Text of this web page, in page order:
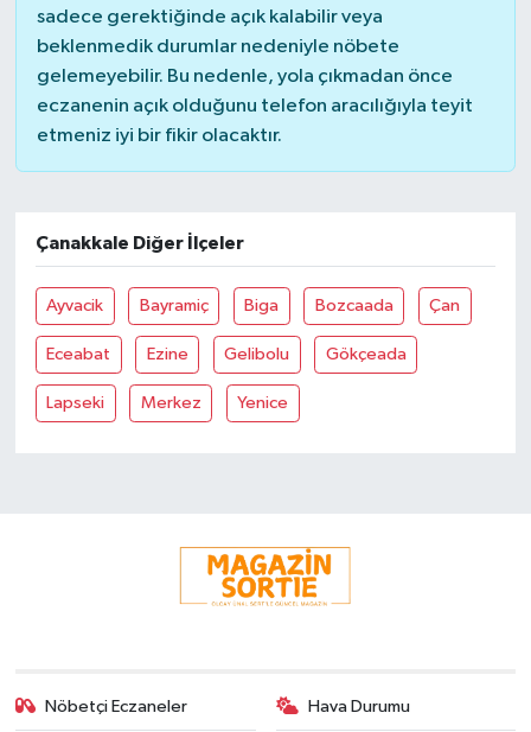
sadece gerektiğinde açık kalabilir veya
beklenmedik durumlar nedeniyle nöbete
gelemeyebilir. Bu nedenle, yola çıkmadan önce
eczanenin açık olduğunu telefon aracılığıyla teyit
etmeniz iyi bir fikir olacaktır.
Çanakkale Diğer İlçeler
Ayvacik Bayramiç Biga Bozcaada Çan
Eceabat Ezine Gelibolu Gökçeada
Lapseki Merkez Yenice
Nöbetçi Eczaneler Hava Durumu